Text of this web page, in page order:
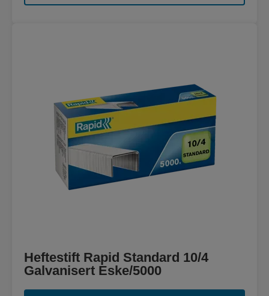
Heftestift Rapid Standard 10/4
Galvanisert Eske/5000